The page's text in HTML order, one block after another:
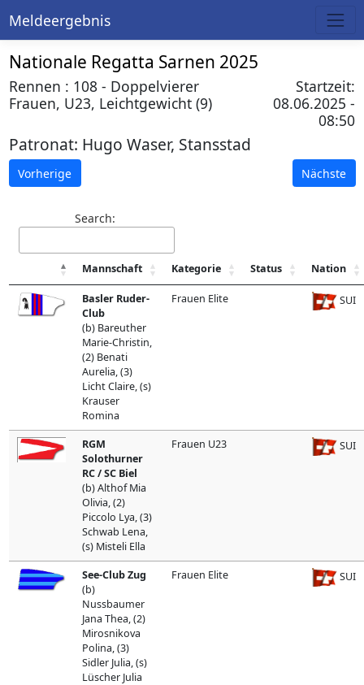
Meldeergebnis
Nationale Regatta Sarnen 2025
Rennen : 108 - Doppelvierer
Frauen, U23, Leichtgewicht (9)
Startzeit:
08.06.2025 -
08:50
Patronat: Hugo Waser, Stansstad
Vorherige Nächste
Search:
Mannschaft Kategorie Status Nation
Basler Ruder-
Club
(b) Bareuther
Marie-Christin,
(2) Benati
Aurelia, (3)
Licht Claire, (s)
Krauser
Romina
Frauen Elite SUI
RGM
Solothurner
RC / SC Biel
(b) Althof Mia
Olivia, (2)
Piccolo Lya, (3)
Schwab Lena,
(s) Misteli Ella
Frauen U23 SUI
See-Club Zug
(b)
Nussbaumer
Jana Thea, (2)
Mirosnikova
Polina, (3)
Sidler Julia, (s)
Lüscher Julia
Frauen Elite SUI